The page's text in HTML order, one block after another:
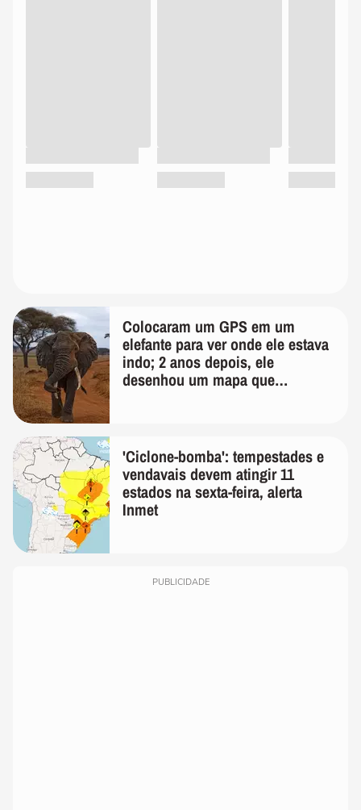
Colocaram um GPS em um
elefante para ver onde ele estava
indo; 2 anos depois, ele
desenhou um mapa que
'Ciclone-bomba': tempestades e
vendavais devem atingir 11
estados na sexta-feira, alerta
Inmet
PUBLICIDADE